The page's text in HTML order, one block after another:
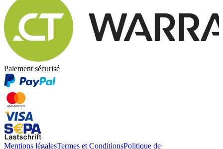
Paiement sécurisé
Mentions légalesTermes et ConditionsPolitique de